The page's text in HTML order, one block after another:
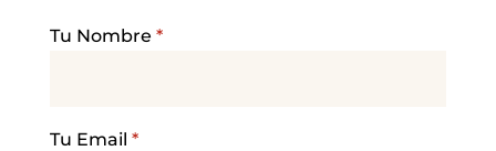
Tu Nombre *
Tu Email *